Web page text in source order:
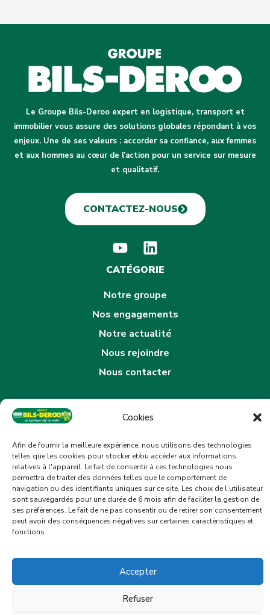
Cookies
Afin de fournir la meilleure expérience, nous utilisons des technologies
telles que les cookies pour stocker et/ou accéder aux informations
relatives à l'appareil. Le fait de consentir à ces technologies nous
permettra de traiter des données telles que le comportement de
navigation ou des identifiants uniques sur ce site. Les choix de l’utilisateur
sont sauvegardés pour une durée de 6 mois afin de faciliter la gestion de
ses préférences. Le fait de ne pas consentir ou de retirer son consentement
peut avoir des conséquences négatives sur certaines caractéristiques et
fonctions.
Accepter
Refuser
Le Groupe Bils-Deroo expert en logistique, transport et
immobilier vous assure des solutions globales répondant à vos
enjeux. Une de ses valeurs : accorder sa confiance, aux femmes
et aux hommes au cœur de l’action pour un service sur mesure
et qualitatif.
CONTACTEZ-NOUS
CATÉGORIE
Notre groupe
Nos engagements
Notre actualité
Nous rejoindre
Nous contacter
Adresse :Rue Francisco Ferrer – 59450 Sin-Le-Noble
contact@bils-deroo.frTel : 03.27.99.99.99
Mention légales
Politique de confidentialité
Paramètres des cookies
Plan du site